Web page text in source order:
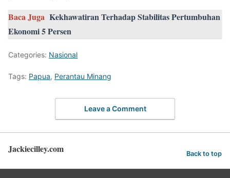
Baca Juga Kekhawatiran Terhadap Stabilitas Pertumbuhan
Ekonomi 5 Persen
Categories: Nasional
Tags: Papua, Perantau Minang
Leave a Comment
Jackiecilley.com Back to top